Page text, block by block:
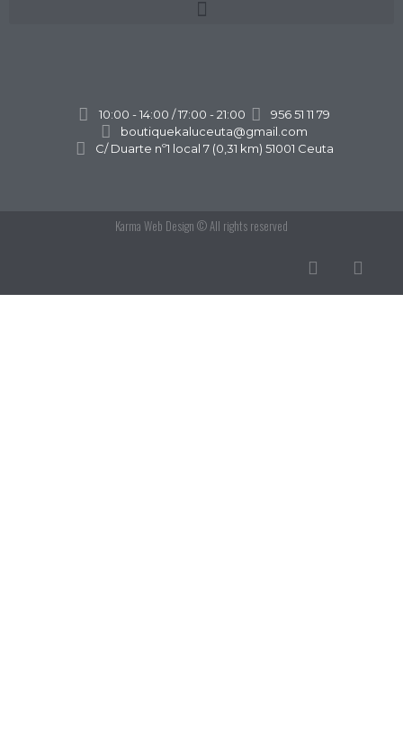
10:00 - 14:00 / 17:00 - 21:00
956 51 11 79
boutiquekaluceuta@gmail.com
C/ Duarte nº1 local 7 (0,31 km) 51001 Ceuta
Karma Web Design © All rights reserved